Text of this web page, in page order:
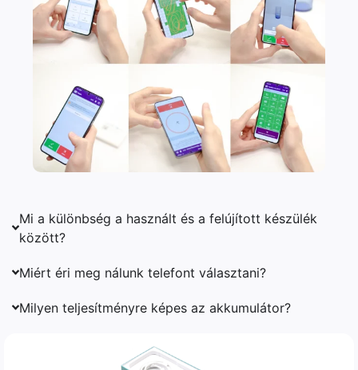
Mi a különbség a használt és a felújított készülék
között?
Miért éri meg nálunk telefont választani?
Milyen teljesítményre képes az akkumulátor?